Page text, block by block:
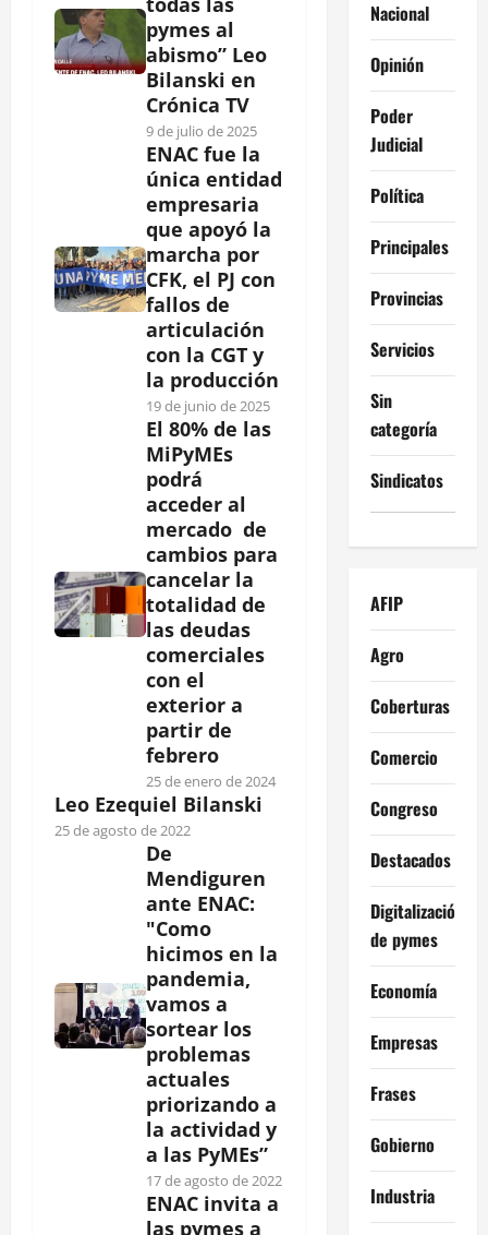
pymes al
abismo” Leo
Bilanski en
Crónica TV
9 de julio de 2025
ENAC fue la
única entidad
empresaria
que apoyó la
marcha por
CFK, el PJ con
fallos de
articulación
con la CGT y
la producción
19 de junio de 2025
El 80% de las
MiPyMEs
podrá
acceder al
mercado de
cambios para
cancelar la
totalidad de
las deudas
comerciales
con el
exterior a
partir de
febrero
25 de enero de 2024
Leo Ezequiel Bilanski
25 de agosto de 2022
De
Mendiguren
ante ENAC:
"Como
hicimos en la
pandemia,
vamos a
sortear los
problemas
actuales
priorizando a
la actividad y
a las PyMEs”
17 de agosto de 2022
ENAC invita a
las pymes a
Nacional
Opinión
Poder
Judicial
Política
Principales
Provincias
Servicios
Sin
categoría
Sindicatos
AFIP
Agro
Coberturas
Comercio
Congreso
Destacados
Digitalización
de pymes
Economía
Empresas
Frases
Gobierno
Industria